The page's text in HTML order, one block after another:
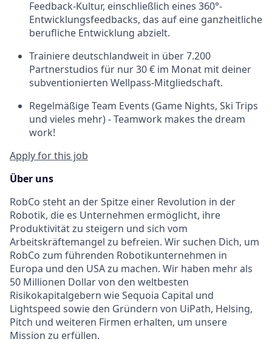
Feedback-Kultur, einschließlich eines 360°-
Entwicklungsfeedbacks, das auf eine ganzheitliche
berufliche Entwicklung abzielt.
Trainiere deutschlandweit in über 7.200
Partnerstudios für nur 30 € im Monat mit deiner
subventionierten Wellpass-Mitgliedschaft.
Regelmäßige Team Events (Game Nights, Ski Trips
und vieles mehr) - Teamwork makes the dream
work!
Apply for this job
Über uns
RobCo steht an der Spitze einer Revolution in der
Robotik, die es Unternehmen ermöglicht, ihre
Produktivität zu steigern und sich vom
Arbeitskräftemangel zu befreien. Wir suchen Dich, um
RobCo zum führenden Robotikunternehmen in
Europa und den USA zu machen. Wir haben mehr als
50 Millionen Dollar von den weltbesten
Risikokapitalgebern wie Sequoia Capital und
Lightspeed sowie den Gründern von UiPath, Helsing,
Pitch und weiteren Firmen erhalten, um unsere
Mission zu erfüllen.